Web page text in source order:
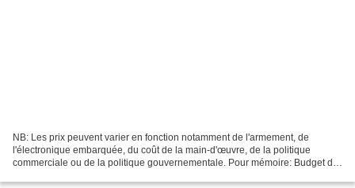
NB: Les prix peuvent varier en fonction notamment de l'armement, de
l'électronique embarquée, du coût de la main-d'œuvre, de la politique
commerciale ou de la politique gouvernementale. Pour mémoire: Budget de